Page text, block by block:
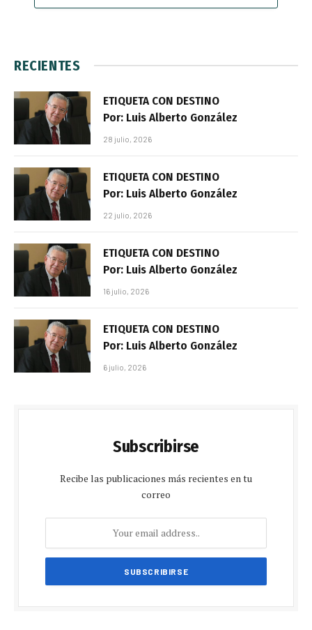
RECIENTES
ETIQUETA CON DESTINO
Por: Luis Alberto González
28 julio, 2026
ETIQUETA CON DESTINO
Por: Luis Alberto González
22 julio, 2026
ETIQUETA CON DESTINO
Por: Luis Alberto González
16 julio, 2026
ETIQUETA CON DESTINO
Por: Luis Alberto González
6 julio, 2026
Subscribirse
Recibe las publicaciones más recientes en tu
correo